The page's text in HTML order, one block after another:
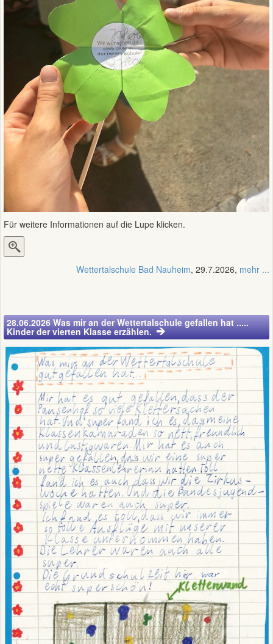
Für weitere Informationen auf die Lupe klicken.
Wettertalschule Bad Nauheim, 29.7.2026, mehr ...
28.06.2026 Was mir an der Wettertalschule gefallen hat .....
Kinder der vierten Klasse erzählen.